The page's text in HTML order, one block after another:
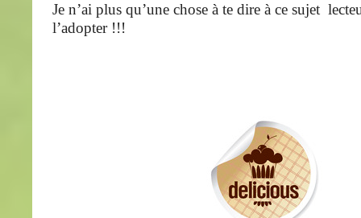
Je n’ai plus qu’une chose à te dire à ce sujet
l’adopter !!!